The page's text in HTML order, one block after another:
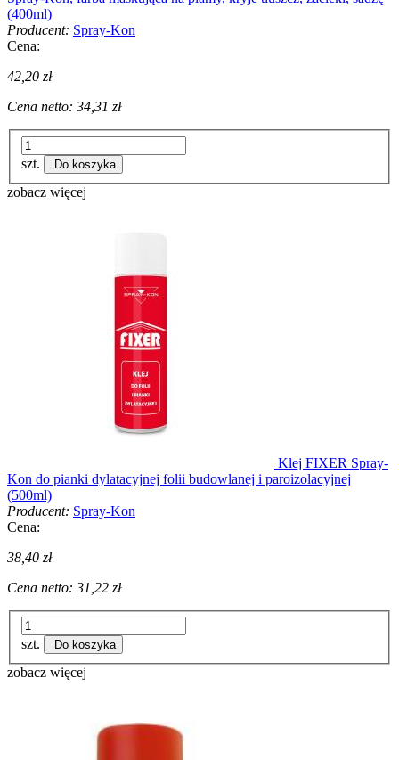
(400ml)
Producent: Spray-Kon
Cena:
42,20 zł
Cena netto: 34,31 zł
szt. Do koszyka
zobacz więcej
Klej FIXER Spray-
Kon do pianki dylatacyjnej folii budowlanej i paroizolacyjnej
(500ml)
Producent: Spray-Kon
Cena:
38,40 zł
Cena netto: 31,22 zł
szt. Do koszyka
zobacz więcej